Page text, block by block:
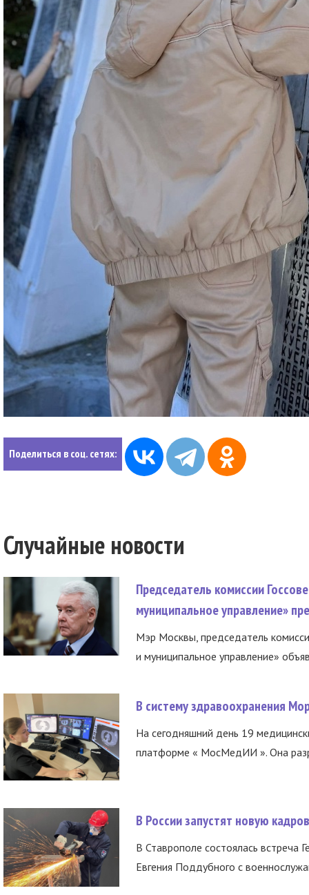
Поделиться в соц. сетях:
Случайные новости
Председатель комиссии
муниципальное управление»
Мэр Москвы, председатель
и муниципальное управление»
В систему здравоохранения
На сегодняшний день 19
платформе « МосМедИИ ». Она
В России запустят новую
В Ставрополе состоялась встреча
Евгения Поддубного с